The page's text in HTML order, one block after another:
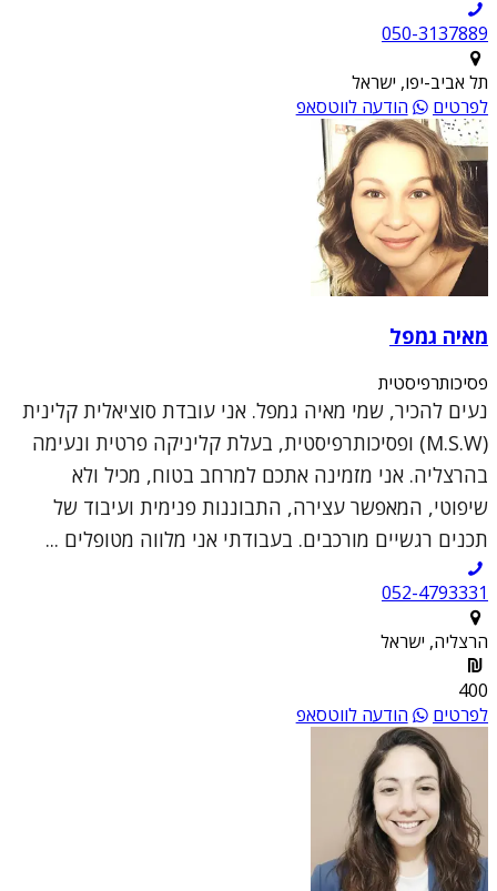
050-3137889
תל אביב-יפו, ישראל
לפרטים
הודעה לווטסאפ
מאיה גמפל
פסיכותרפיסטית
נעים להכיר, שמי מאיה גמפל. אני עובדת סוציאלית קלינית
(M.S.W) ופסיכותרפיסטית, בעלת קליניקה פרטית ונעימה
בהרצליה. אני מזמינה אתכם למרחב בטוח, מכיל ולא
שיפוטי, המאפשר עצירה, התבוננות פנימית ועיבוד של
תכנים רגשיים מורכבים. בעבודתי אני מלווה מטופלים ...
052-4793331
הרצליה, ישראל
400
לפרטים
הודעה לווטסאפ